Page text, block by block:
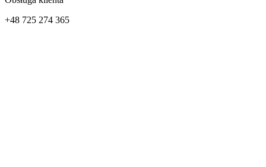
+48 725 274 365